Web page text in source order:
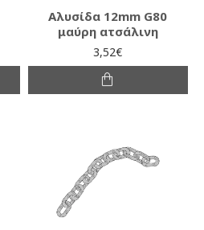
Αλυσίδα 12mm G80
μαύρη ατσάλινη
3,52€